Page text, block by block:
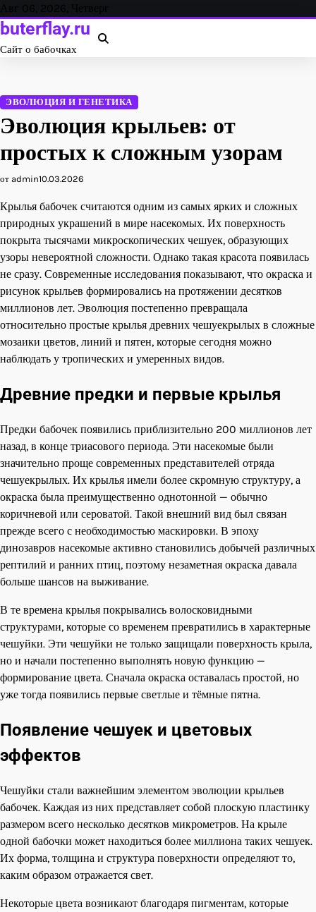
Перейти
к
Авг 06, 2026, Четверг
buterflay.ru
Сайт о бабочках
ЭВОЛЮЦИЯ И ГЕНЕТИКА
Эволюция крыльев: от
простых к сложным узорам
от admin10.03.2026
Крылья бабочек считаются одним из самых ярких и сложных
природных украшений в мире насекомых. Их поверхность
покрыта тысячами микроскопических чешуек, образующих
узоры невероятной сложности. Однако такая красота появилась
не сразу. Современные исследования показывают, что окраска и
рисунок крыльев формировались на протяжении десятков
миллионов лет. Эволюция постепенно превращала
относительно простые крылья древних чешуекрылых в сложные
мозаики цветов, линий и пятен, которые сегодня можно
наблюдать у тропических и умеренных видов.
Древние предки и первые крылья
Предки бабочек появились приблизительно 200 миллионов лет
назад, в конце триасового периода. Эти насекомые были
значительно проще современных представителей отряда
чешуекрылых. Их крылья имели более скромную структуру, а
окраска была преимущественно однотонной — обычно
коричневой или сероватой. Такой внешний вид был связан
прежде всего с необходимостью маскировки. В эпоху
динозавров насекомые активно становились добычей различных
рептилий и ранних птиц, поэтому незаметная окраска давала
больше шансов на выживание.
В те времена крылья покрывались волосковидными
структурами, которые со временем превратились в характерные
чешуйки. Эти чешуйки не только защищали поверхность крыла,
но и начали постепенно выполнять новую функцию —
формирование цвета. Сначала окраска оставалась простой, но
уже тогда появились первые светлые и тёмные пятна.
Появление чешуек и цветовых
эффектов
Чешуйки стали важнейшим элементом эволюции крыльев
бабочек. Каждая из них представляет собой плоскую пластинку
размером всего несколько десятков микрометров. На крыле
одной бабочки может находиться более миллиона таких чешуек.
Их форма, толщина и структура поверхности определяют то,
каким образом отражается свет.
Некоторые цвета возникают благодаря пигментам, которые